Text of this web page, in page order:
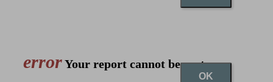
errorYour report cannot be sent
OK